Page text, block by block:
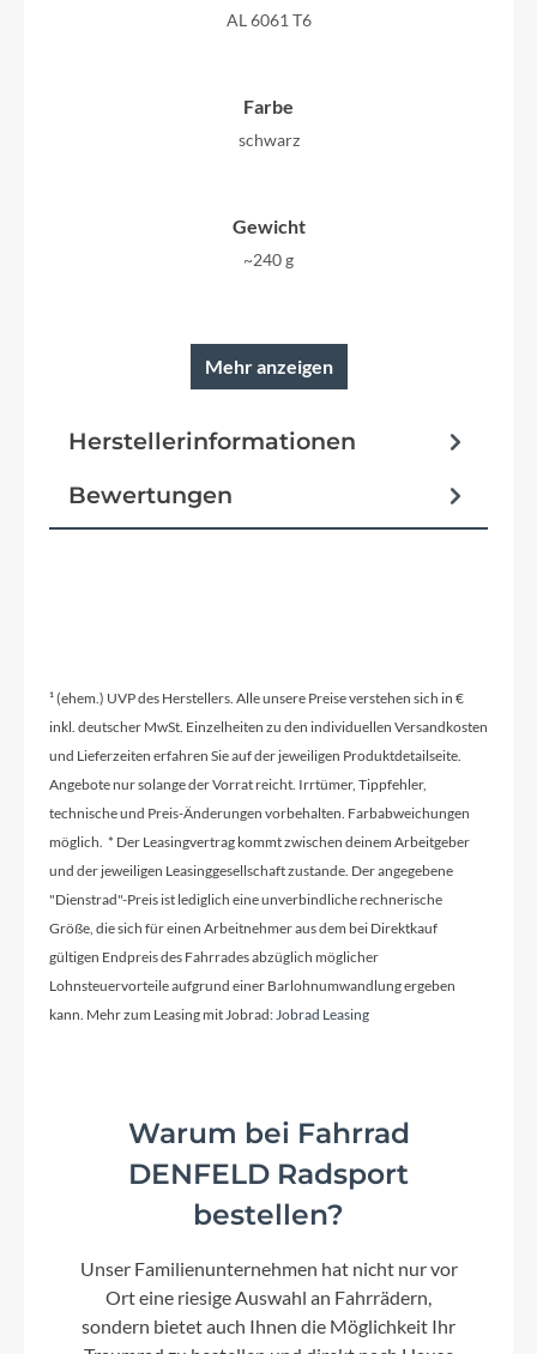
AL 6061 T6
Farbe
schwarz
Gewicht
~240 g
Mehr anzeigen
Herstellerinformationen
Bewertungen
¹ (ehem.) UVP des Herstellers. Alle unsere Preise verstehen sich in €
inkl. deutscher MwSt. Einzelheiten zu den individuellen Versandkosten
und Lieferzeiten erfahren Sie auf der jeweiligen Produktdetailseite.
Angebote nur solange der Vorrat reicht. Irrtümer, Tippfehler,
technische und Preis-Änderungen vorbehalten. Farbabweichungen
möglich. * Der Leasingvertrag kommt zwischen deinem Arbeitgeber
und der jeweiligen Leasinggesellschaft zustande. Der angegebene
"Dienstrad"-Preis ist lediglich eine unverbindliche rechnerische
Größe, die sich für einen Arbeitnehmer aus dem bei Direktkauf
gültigen Endpreis des Fahrrades abzüglich möglicher
Lohnsteuervorteile aufgrund einer Barlohnumwandlung ergeben
kann. Mehr zum Leasing mit Jobrad:Jobrad Leasing
Warum bei Fahrrad
DENFELD Radsport
bestellen?
Unser Familienunternehmen hat nicht nur vor
Ort eine riesige Auswahl an Fahrrädern,
sondern bietet auch Ihnen die Möglichkeit Ihr